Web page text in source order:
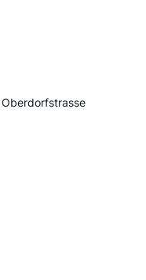
Oberdorfstrasse